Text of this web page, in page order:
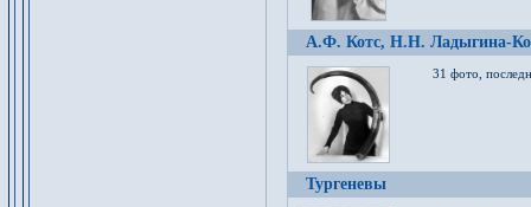
А.Ф. Котс, Н.Н. Ладыгина-
31 фото,
Тургеневы